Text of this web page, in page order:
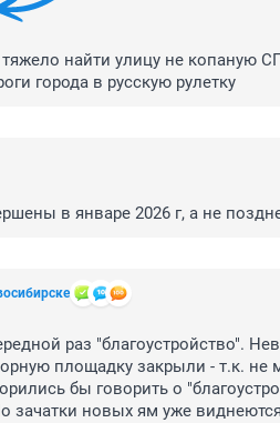
тяжело найти улицу не копаную
города в русскую рулетку
в январе 2026 г, а не
раз "благоустройство".
площадку закрыли - т.к. не
бы говорить о
зачатки новых ям уже